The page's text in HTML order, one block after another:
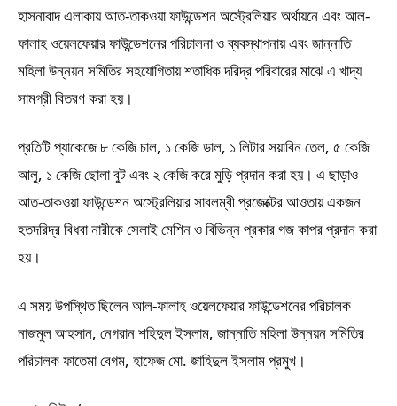
হাসনাবাদ এলাকায় আত-তাকওয়া ফাউন্ডেশন অস্ট্রেলিয়ার অর্থায়নে এবং আল-
ফালাহ ওয়েলফেয়ার ফাউন্ডেশনের পরিচালনা ও ব্যবস্থাপনায় এবং জান্নাতি
মহিলা উন্নয়ন সমিতির সহযোগিতায় শতাধিক দরিদ্র পরিবারের মাঝে এ খাদ্য
সামগ্রী বিতরণ করা হয়।
প্রতিটি প্যাকেজে ৮ কেজি চাল, ১ কেজি ডাল, ১ লিটার সয়াবিন তেল, ৫ কেজি
আলু, ১ কেজি ছোলা বুট এবং ২ কেজি করে মুড়ি প্রদান করা হয়। এ ছাড়াও
আত-তাকওয়া ফাউন্ডেশন অস্ট্রেলিয়ার সাবলম্বী প্রজেক্টের আওতায় একজন
হতদরিদ্র বিধবা নারীকে সেলাই মেশিন ও বিভিন্ন প্রকার গজ কাপর প্রদান করা
হয়।
এ সময় উপস্থিত ছিলেন আল-ফালাহ ওয়েলফেয়ার ফাউন্ডেশনের পরিচালক
নাজমুল আহসান, নেগরান শহিদুল ইসলাম, জান্নাতি মহিলা উন্নয়ন সমিতির
পরিচালক ফাতেমা বেগম, হাফেজ মো. জাহিদুল ইসলাম প্রমুখ।